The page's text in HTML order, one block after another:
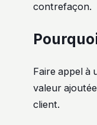
contrefaçon.
Faire appel à
valeur
client.